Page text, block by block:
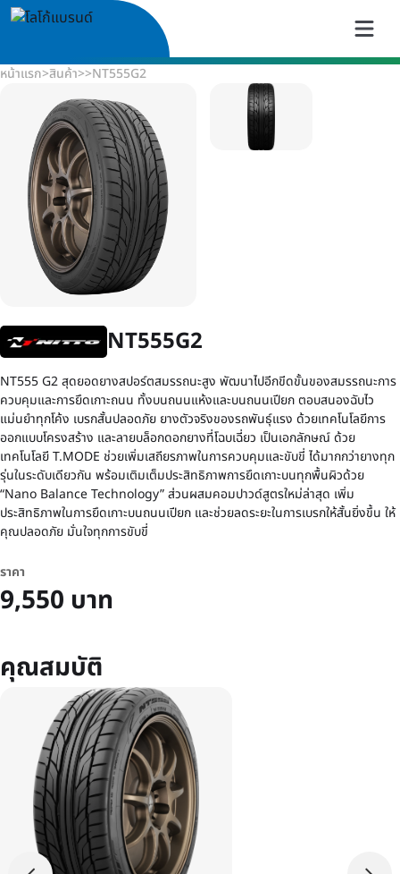
หน้าแรก>สินค้า>>NT555G2
NT555G2
NT555 G2 สุดยอดยางสปอร์ตสมรรถนะสูง พัฒนาไปอีกขีดขั้นของสมรรถนะการ
ควบคุมและการยึดเกาะถนน ทั้งบนถนนแห้งและบนถนนเปียก ตอบสนองฉับไว
แม่นยำทุกโค้ง เบรกสั้นปลอดภัย ยางตัวจริงของรถพันธุ์แรง ด้วยเทคโนโลยีการ
ออกแบบโครงสร้าง และลายบล็อกดอกยางที่โฉบเฉี่ยว เป็นเอกลักษณ์ ด้วย
เทคโนโลยี T.MODE ช่วยเพิ่มเสถียรภาพในการควบคุมและขับขี่ ได้มากกว่ายางทุก
รุ่นในระดับเดียวกัน พร้อมเติมเต็มประสิทธิภาพการยึดเกาะบนทุกพื้นผิวด้วย
“Nano Balance Technology” ส่วนผสมคอมปาวด์สูตรใหม่ล่าสุด เพิ่ม
ประสิทธิภาพในการยึดเกาะบนถนนเปียก และช่วยลดระยะในการเบรกให้สั้นยิ่งขึ้น ให้
คุณปลอดภัย มั่นใจทุกการขับขี่
ราคา
9,550 บาท
คุณสมบัติ